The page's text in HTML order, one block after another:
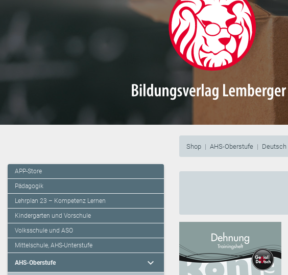
Shop AHS-Oberstufe Deutsch
APP-Store
Pädagogik
Lehrplan 23 – Kompetenz Lernen
Kindergarten und Vorschule
Volksschule und ASO
Mittelschule, AHS-Unterstufe
AHS-Oberstufe expand_more